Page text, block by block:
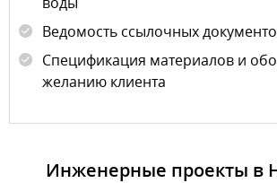
Ведомость ссылочных
Спецификация материалов и
желанию клиента
Инженерные проекты в